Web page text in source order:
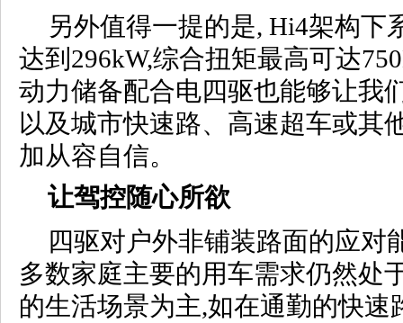
另外值得一提的是, Hi4架构下
达到296kW,综合扭矩最高可达
动力储备配合电四驱也能够让我
以及城市快速路、高速超车或其
加从容自信。
让驾控随心所欲
四驱对户外非铺装路面的应对
多数家庭主要的用车需求仍然处
的生活场景为主,如在通勤的快速